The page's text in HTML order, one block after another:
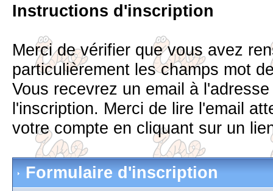
Instructions d'inscription
Merci de vérifier que vous avez
particulièrement les champs mot
Vous recevrez un email à
l'inscription. Merci de lire l'email
votre compte en cliquant sur un
Formulaire d'inscription